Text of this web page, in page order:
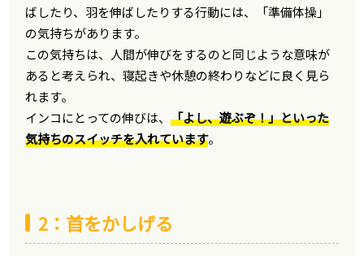
ばしたり、羽を伸ばしたりする行動には、「準備体操」
の気持ちがあります。
この気持ちは、人間が伸びをするのと同じような意味が
あると考えられ、寝起きや休憩の終わりなどに良く見ら
れます。
インコにとっての伸びは、「よし、遊ぶぞ！」といった
気持ちのスイッチを入れています。
2：首をかしげる